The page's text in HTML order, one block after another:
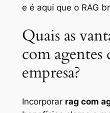
e é aqui que o RAG
Quais as
com agentes
empresa?
Incorporar rag com